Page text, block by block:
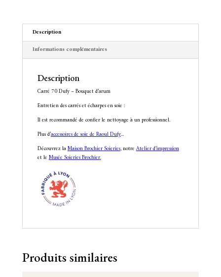
:
Description
Informations complémentaires
Description
Carré 70 Dufy – Bouquet d’arum
Entretien des carrés et écharpes en soie :
Il est recommandé de confier le nettoyage à un professionnel.
Plus d’accessoires de soie de Raoul Dufy...
Découvrez laMaison Brochier Soieries, notreAtelier d’impression
et leMusée Soieries Brochier.
Produits similaires